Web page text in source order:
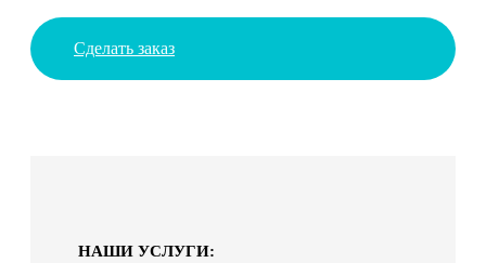
Сделать заказ
НАШИ УСЛУГИ: